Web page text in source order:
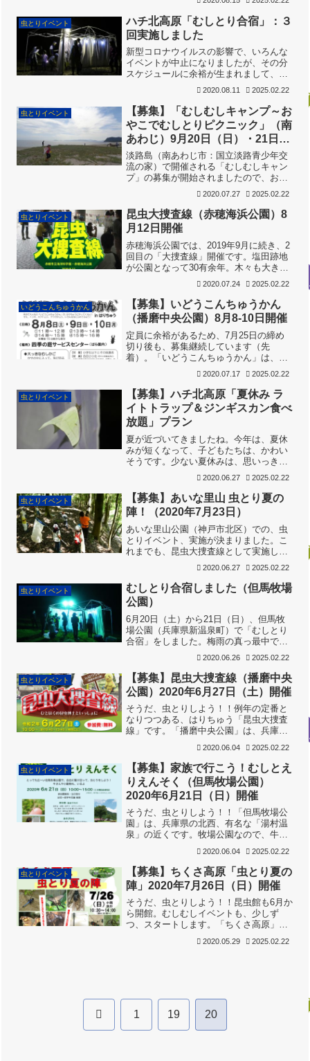
ター」は、緑に囲まれ、適度な広さ、フ
ローリングの床、蚊帳を吊りやすい天井
高、水まわりや冷蔵設...
虫とりイベント
ハチ北高原「むしとり合宿」：３
回実施しました
新型コロナウイルスの影響で、いろんな
イベントが中止になりましたが、その分
スケジュールに余裕が生まれまして、メ
ール会員限定の「むしとり合宿」を３回
実施できました。7月18−19日、8月1日−2
日、2日−3日の３回で、16組62人のご家
族をお迎...
2020.08.11 2025.02.22
虫とりイベント
【募集】「むしむしキャンプ～お
やこでむしとりピクニック」（南
あわじ）9月20日（日）・21日
（月）
淡路島（南あわじ市：国立淡路青少年交
流の家）で開催される「むしむしキャン
プ」の募集が開始されましたので、お知
プ」は日帰りの虫採りメインの「デイ・
キャンプ」です。 応募締め切りは8月
28日（金）。応募多数の場...
2020.07.27 2025.02.22
虫とりイベント
昆虫大捜査線（赤穂海浜公園）8
月12日開催
赤穂海浜公園では、2019年9月に続き、2
回目の「大捜査線」開催です。塩田跡地
が公園となって30有余年。木々も大きく
れています。正直、最初はあまり期待し
てなかったのですが、やってみると、意
外や意外、楽しい...
2020.07.24 2025.02.22
いどうこんちゅうかん
【募集】いどうこんちゅうかん
（播磨中央公園）8月8-10日開催
定員に余裕があるため、7月25日の締め
切り後も、募集継続しています（先
着）。「いどうこんちゅうかん」は、
人気プログラムです。今年は、新型コロ
ナウイルスの影響で中止が相次ぎました
が、「昆虫大捜査線」でおな...
2020.07.17 2025.02.22
虫とりイベント
【募集】ハチ北高原「夏休み ラ
イトトラップ＆ジンギスカン食べ
放題」プラン
夏が近づいてきましたね。今年は、夏休
みが短くなって、子どもたちは、かわい
そうです。少ない夏休みは、思いっき
す！！いろんなイベントも順次ご紹介し
ますが、こちらは、とっておきの宿泊プ
ランになります。正面の赤い屋根...
2020.06.27 2025.02.22
虫とりイベント
【募集】あいな里山 虫とり夏の
陣！（2020年7月23日）
あいな里山公園（神戸市北区）での、虫
とりイベント、実施が決まりました。こ
れまでも、昆虫大捜査線として実施して
員を設けます。名称も「虫とり夏の陣」
をパクらせていただきました。農村舞台
（↓）に入れる人数で、区...
2020.06.27 2025.02.22
虫とりイベント
むしとり合宿しました（但馬牧場
公園）
6月20日（土）から21日（日）、但馬牧
場公園（兵庫県新温泉町）で「むしとり
合宿」をしました。梅雨の真っ最中でし
でスタート。参加は5家族15名で、余裕
をもって、楽しめましたよ。牧場公園か
ら、愛宕山山頂へ向...
2020.06.26 2025.02.22
虫とりイベント
【募集】昆虫大捜査線（播磨中央
公園）2020年6月27日（土）開催
そうだ、虫とりしよう！！例年の定番と
なりつつある、はりちゅう「昆虫大捜査
線」です。「播磨中央公園」は、兵庫県
とても広い公園で、園内に、ため池、雑
木林、草原、と、多様な環境があり、多
様な昆虫が見られるところ...
2020.06.04 2025.02.22
虫とりイベント
【募集】家族で行こう！むしとえ
りえんそく（但馬牧場公園）
2020年6月21日（日）開催
そうだ、虫とりしよう！！「但馬牧場公
園」は、兵庫県の北西、有名な「湯村温
泉」の近くです。牧場公園なので、牛さ
は、「おいしいソフトクリームが食べら
れる！」と思っている人が多いですが、
牧場公園の牛さんは、乳牛...
2020.06.04 2025.02.22
虫とりイベント
【募集】ちくさ高原「虫とり夏の
陣」2020年7月26日（日）開催
そうだ、虫とりしよう！！昆虫館も6月か
ら開館。むしむしイベントも、少しず
つ、スタートします。「ちくさ高原」
北へ。岡山県、鳥取県との境に近い、千
2020.05.29 2025.02.22
前 1 19 20